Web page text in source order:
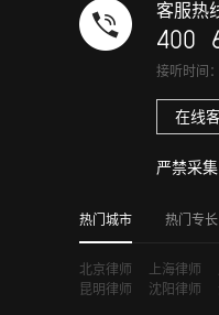
客服热
400
接听时间
在线
严禁采
热门城市 热门专长
北京律师 上海律师
昆明律师
沈阳律师